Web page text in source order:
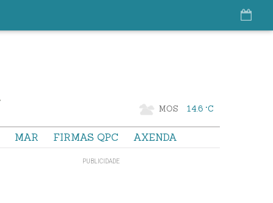
MOS 14.6 °C
MAR FIRMAS QPC AXENDA